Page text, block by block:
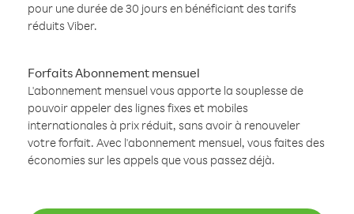
pour une durée de 30 jours en bénéficiant des tarifs
réduits Viber.
Forfaits Abonnement mensuel
L'abonnement mensuel vous apporte la souplesse de
pouvoir appeler des lignes fixes et mobiles
internationales à prix réduit, sans avoir à renouveler
votre forfait. Avec l'abonnement mensuel, vous faites des
économies sur les appels que vous passez déjà.